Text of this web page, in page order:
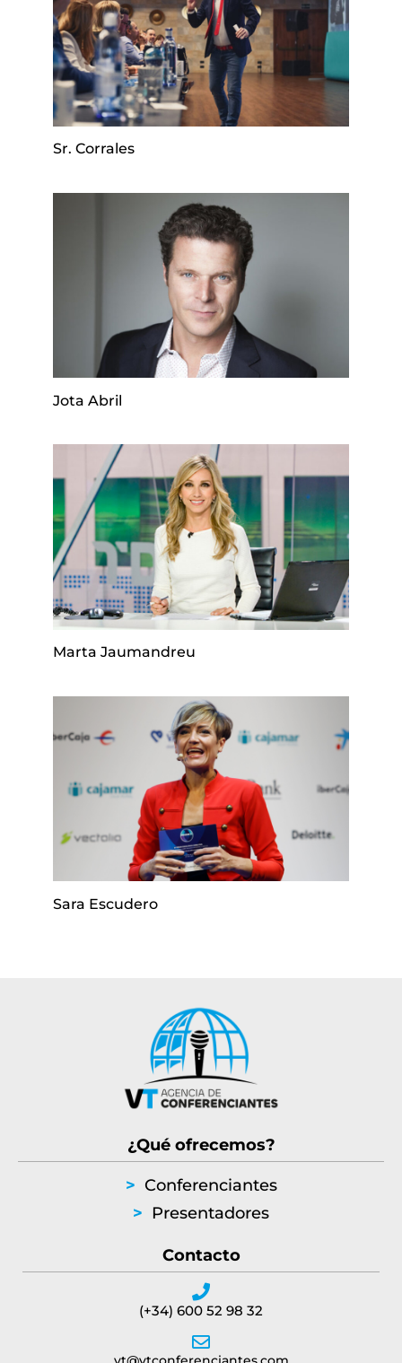
Sr. Corrales
Jota Abril
Marta Jaumandreu
Sara Escudero
¿Qué ofrecemos?
> Conferenciantes
> Presentadores
Contacto
(+34) 600 52 98 32